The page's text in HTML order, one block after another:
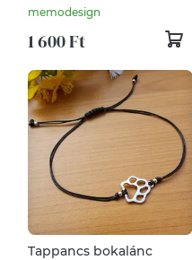
memodesign
1 600 Ft
Tappancs bokalánc